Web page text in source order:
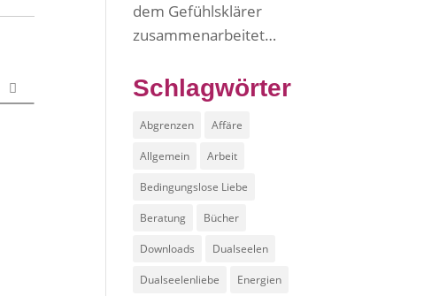
dem Gefühlsklärer
zusammenarbeitet…
Schlagwörter
Abgrenzen Affäre
Allgemein Arbeit
Bedingungslose Liebe
Beratung Bücher
Downloads Dualseelen
Dualseelenliebe Energien